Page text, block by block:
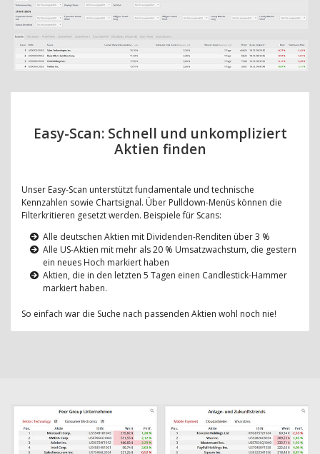
Easy-Scan: Schnell und unkompliziert
Aktien finden
Unser Easy-Scan unterstützt fundamentale und technische
Kennzahlen sowie Chartsignal. Über Pulldown-Menüs können die
Filterkritieren gesetzt werden. Beispiele für Scans:
Alle deutschen Aktien mit Dividenden-Renditen über 3 %
Alle US-Aktien mit mehr als 20 % Umsatzwachstum, die gestern
ein neues Hoch markiert haben
Aktien, die in den letzten 5 Tagen einen Candlestick-Hammer
markiert haben.
So einfach war die Suche nach passenden Aktien wohl noch nie!